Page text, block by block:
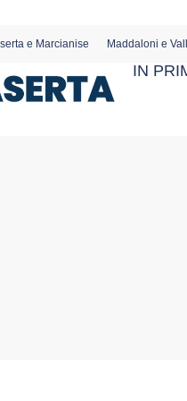
e Marcianise Maddaloni e
IN